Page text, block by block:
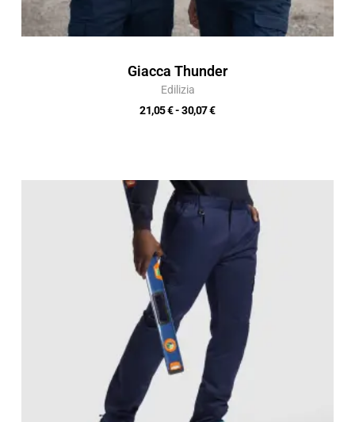
Giacca Thunder
Edilizia
21,05€- 30,07€
14,80 €